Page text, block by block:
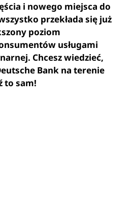
i nowego miejsca do
przekłada się już
poziom
usługami
Chcesz wiedzieć,
Bank na terenie
to sam!